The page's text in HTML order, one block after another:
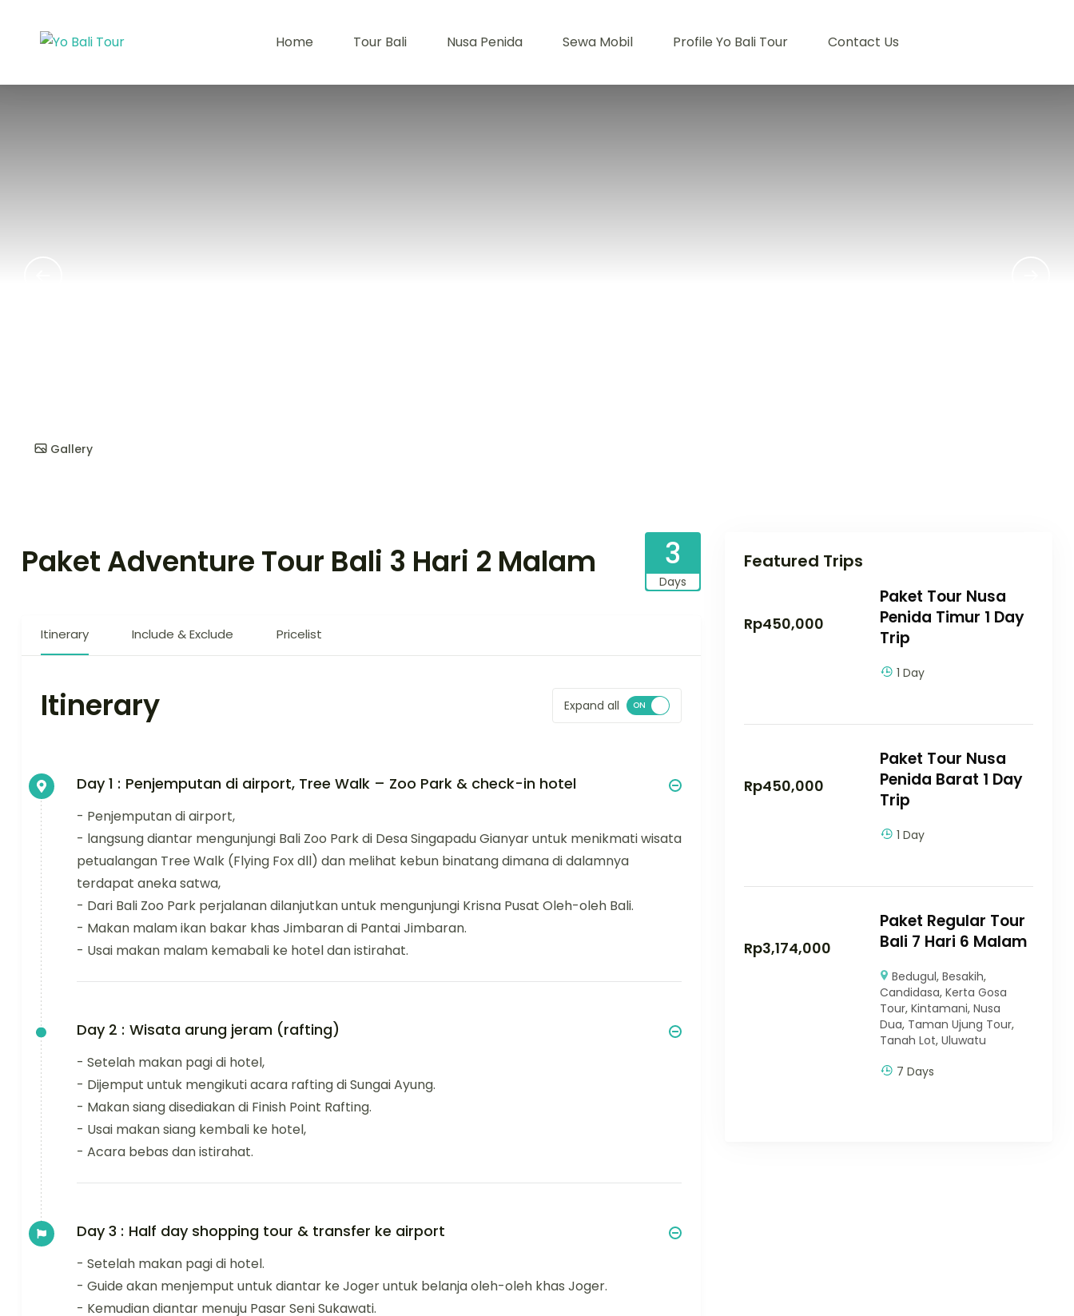
Home Tour Bali Nusa Penida Sewa Mobil Profile Yo Bali Tour Contact Us
Gallery
Paket Adventure Tour Bali 3 Hari 2 Malam 3
Days
Itinerary Include & Exclude Pricelist
Itinerary Expand all
Day 1 : Penjemputan di airport, Tree Walk – Zoo Park & check-in hotel
- Penjemputan di airport,
- langsung diantar mengunjungi Bali Zoo Park di Desa Singapadu Gianyar untuk menikmati wisata
petualangan Tree Walk (Flying Fox dll) dan melihat kebun binatang dimana di dalamnya
terdapat aneka satwa,
- Dari Bali Zoo Park perjalanan dilanjutkan untuk mengunjungi Krisna Pusat Oleh-oleh Bali.
- Makan malam ikan bakar khas Jimbaran di Pantai Jimbaran.
- Usai makan malam kemabali ke hotel dan istirahat.
Day 2 : Wisata arung jeram (rafting)
- Setelah makan pagi di hotel,
- Dijemput untuk mengikuti acara rafting di Sungai Ayung.
- Makan siang disediakan di Finish Point Rafting.
- Usai makan siang kembali ke hotel,
- Acara bebas dan istirahat.
Day 3 : Half day shopping tour & transfer ke airport
- Setelah makan pagi di hotel.
- Guide akan menjemput untuk diantar ke Joger untuk belanja oleh-oleh khas Joger.
- Kemudian diantar menuju Pasar Seni Sukawati.
Featured Trips
Rp450,000
Paket Tour Nusa
Penida Timur 1 Day
Trip
1 Day
Rp450,000
Paket Tour Nusa
Penida Barat 1 Day
Trip
1 Day
Rp3,174,000
Paket Regular Tour
Bali 7 Hari 6 Malam
Bedugul,Besakih,
Candidasa,Kerta Gosa
Tour,Kintamani,Nusa
Dua, Taman Ujung Tour,
Tanah Lot,Uluwatu
7 Days